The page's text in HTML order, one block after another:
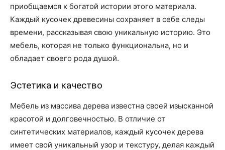
приобщаемся к богатой истории этого материала.
Каждый кусочек древесины сохраняет в себе следы
времени, рассказывая свою уникальную историю. Это
мебель, которая не только функциональна, но и
обладает своего рода душой.
Эстетика и качество
Мебель из массива дерева известна своей изысканной
красотой и долговечностью. В отличие от
синтетических материалов, каждый кусочек дерева
имеет свой уникальный узор и текстуру, делая каждый